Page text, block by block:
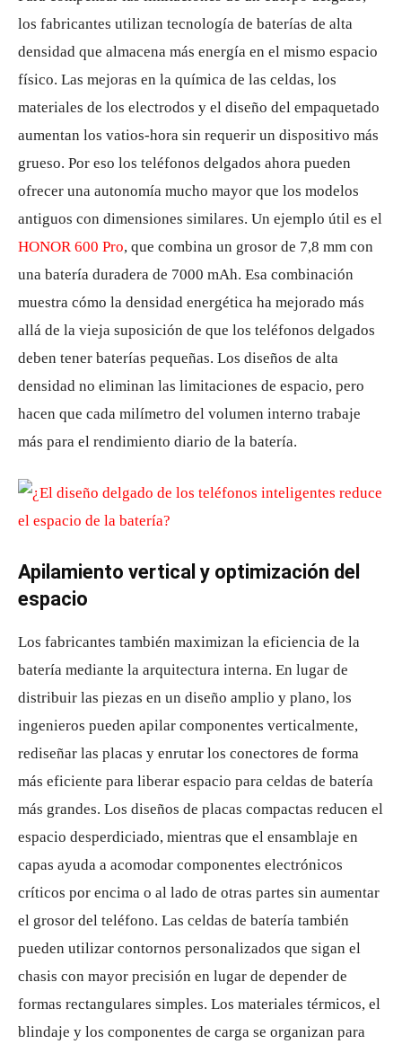
los fabricantes utilizan tecnología de baterías de alta
densidad que almacena más energía en el mismo espacio
físico. Las mejoras en la química de las celdas, los
materiales de los electrodos y el diseño del empaquetado
aumentan los vatios-hora sin requerir un dispositivo más
grueso. Por eso los teléfonos delgados ahora pueden
ofrecer una autonomía mucho mayor que los modelos
antiguos con dimensiones similares. Un ejemplo útil es el
HONOR 600 Pro, que combina un grosor de 7,8 mm con
una batería duradera de 7000 mAh. Esa combinación
muestra cómo la densidad energética ha mejorado más
allá de la vieja suposición de que los teléfonos delgados
deben tener baterías pequeñas. Los diseños de alta
densidad no eliminan las limitaciones de espacio, pero
hacen que cada milímetro del volumen interno trabaje
más para el rendimiento diario de la batería.
Apilamiento vertical y optimización del
espacio
Los fabricantes también maximizan la eficiencia de la
batería mediante la arquitectura interna. En lugar de
distribuir las piezas en un diseño amplio y plano, los
ingenieros pueden apilar componentes verticalmente,
rediseñar las placas y enrutar los conectores de forma
más eficiente para liberar espacio para celdas de batería
más grandes. Los diseños de placas compactas reducen el
espacio desperdiciado, mientras que el ensamblaje en
capas ayuda a acomodar componentes electrónicos
críticos por encima o al lado de otras partes sin aumentar
el grosor del teléfono. Las celdas de batería también
pueden utilizar contornos personalizados que sigan el
chasis con mayor precisión en lugar de depender de
formas rectangulares simples. Los materiales térmicos, el
blindaje y los componentes de carga se organizan para